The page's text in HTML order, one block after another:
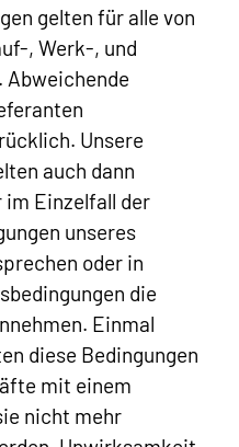
gelten für alle von
, Werk-, und
Unsere
auch dann
Einzelfall der
unseres
oder in
die
Einmal
diese Bedingungen
mit einem
nicht mehr